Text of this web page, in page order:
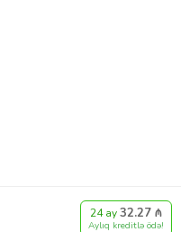
24 ay32.27 ₼
Aylıq kreditlə ödə!